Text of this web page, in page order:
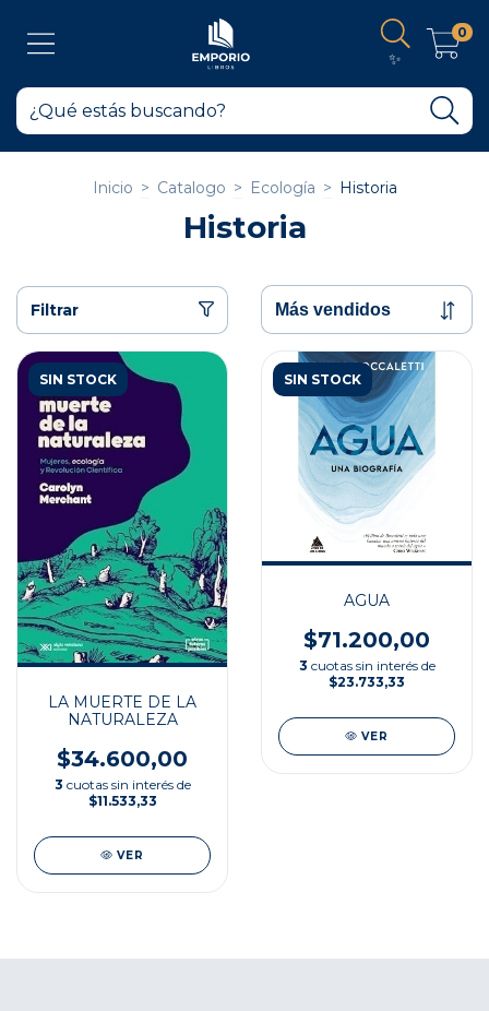
✨
0
Inicio > Catalogo > Ecología > Historia
Historia
Filtrar
SIN STOCK
LA MUERTE DE LA
NATURALEZA
$34.600,00
3 cuotas sin interés de
$11.533,33
VER
SIN STOCK
AGUA
$71.200,00
3 cuotas sin interés de
$23.733,33
VER